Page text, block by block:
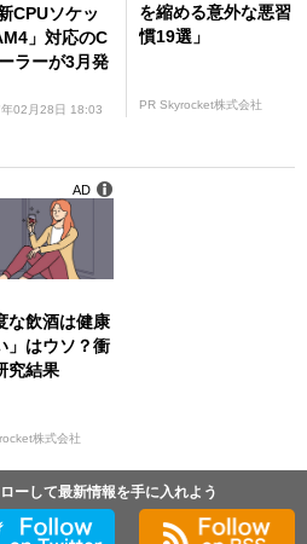
CPUソケッ
」対応のC
ラーが3月発
02月28日 18:03
を縮める意外な悪習
慣19選」
PR Skyrocket株式会社
な飲酒は健康
」はウソ？衝
究結果
株式会社
AD
ーして最新情報を手に入れよう